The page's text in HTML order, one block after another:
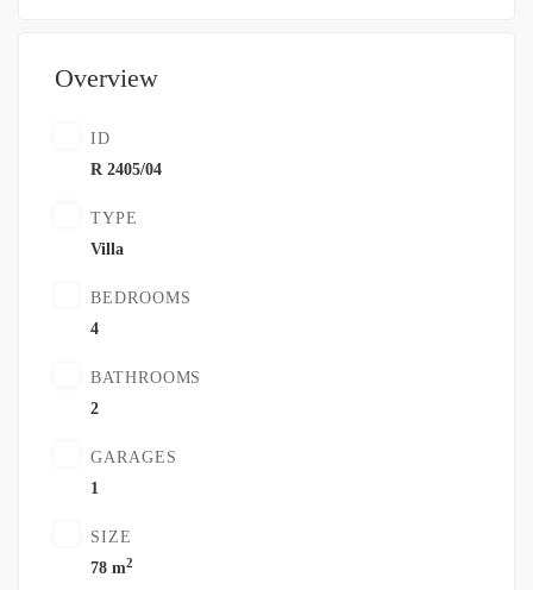
Overview
ID
R 2405/04
TYPE
Villa
BEDROOMS
4
BATHROOMS
2
GARAGES
1
SIZE
78 m2